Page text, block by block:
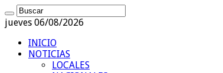
jueves 06/08/2026
INICIO
NOTICIAS
LOCALES